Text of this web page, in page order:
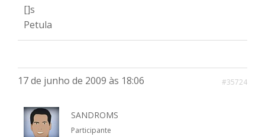
[]s
Petula
17 de junho de 2009 às 18:06 #35724
SANDROMS
Participante